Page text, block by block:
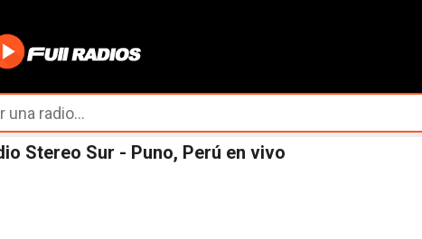
Stereo Sur - Puno, Perú en vivo